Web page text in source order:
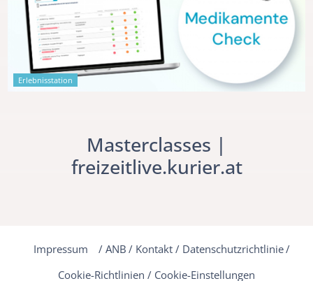
Erlebnisstation
Masterclasses |
freizeitlive.kurier.at
Impressum / ANB / Kontakt / Datenschutzrichtlinie/
Cookie-Richtlinien / Cookie-Einstellungen